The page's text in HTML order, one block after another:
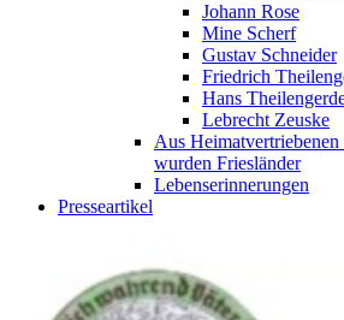
Johann Rose
Mine Scherf
Gustav Schneider
Friedrich
Hans
Lebrecht Zeuske
Aus
wurden Friesländer
Lebenserinnerungen
Presseartikel